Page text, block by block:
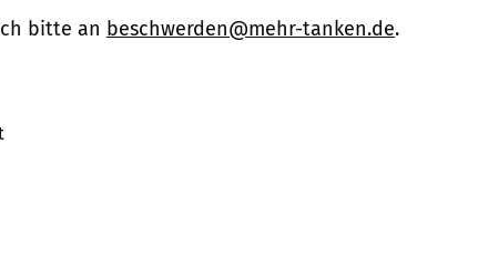
bitte an beschwerden@mehr-tanken.de.